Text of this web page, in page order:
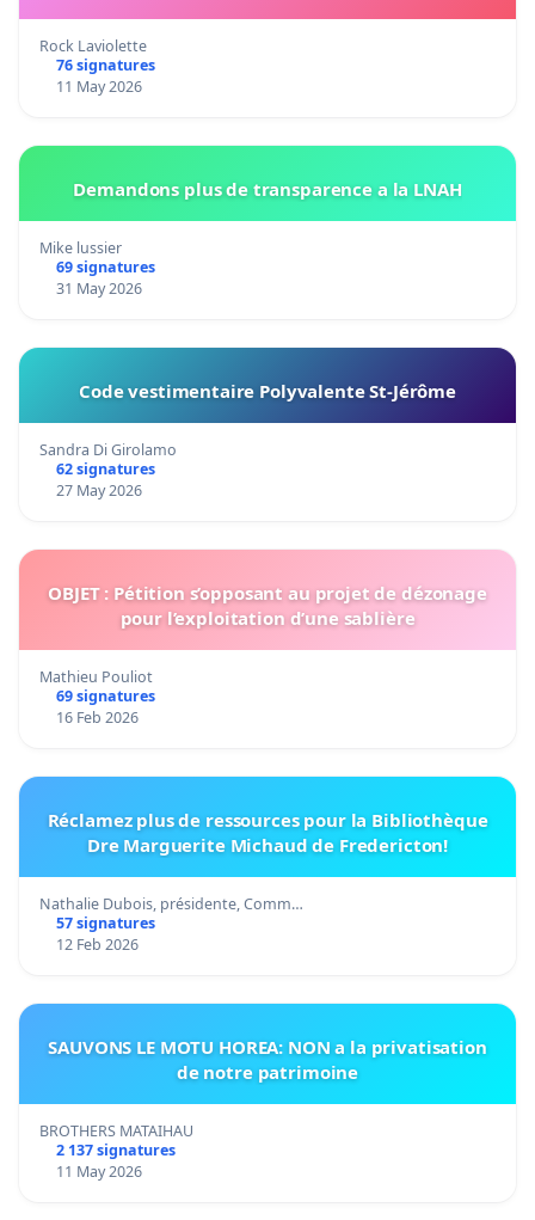
Rock Laviolette
76 signatures
11 May 2026
Demandons plus de transparence a la LNAH
Mike lussier
69 signatures
31 May 2026
Code vestimentaire Polyvalente St-Jérôme
Sandra Di Girolamo
62 signatures
27 May 2026
OBJET : Pétition s’opposant au projet de dézonage
pour l’exploitation d’une sablière
Mathieu Pouliot
69 signatures
16 Feb 2026
Réclamez plus de ressources pour la Bibliothèque
Dre Marguerite Michaud de Fredericton!
Nathalie Dubois, présidente, Comm…
57 signatures
12 Feb 2026
SAUVONS LE MOTU HOREA: NON a la privatisation
de notre patrimoine
BROTHERS MATAIHAU
2 137 signatures
11 May 2026